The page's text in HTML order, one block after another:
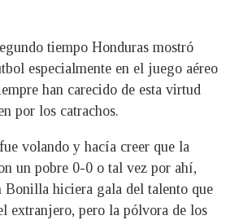
tiempo Honduras mostró
especialmente en el juego aéreo
han carecido de esta virtud
por los catrachos.
volando y hacía creer que la
un pobre 0-0 o tal vez por ahí,
Bonilla hiciera gala del talento que
extranjero, pero la pólvora de los